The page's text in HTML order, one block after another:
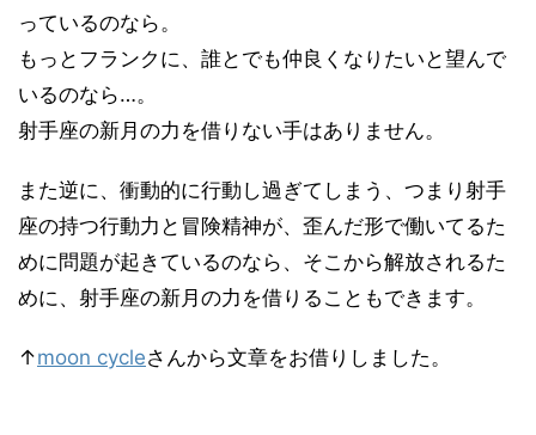
っているのなら。
もっとフランクに、誰とでも仲良くなりたいと望んで
いるのなら…。
射手座の新月の力を借りない手はありません。
また逆に、衝動的に行動し過ぎてしまう、つまり射手
座の持つ行動力と冒険精神が、歪んだ形で働いてるた
めに問題が起きているのなら、そこから解放されるた
めに、射手座の新月の力を借りることもできます。
↑moon cycleさんから文章をお借りしました。